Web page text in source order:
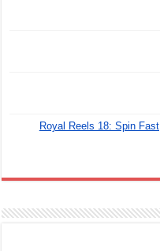
Royal Reels 18: Spin